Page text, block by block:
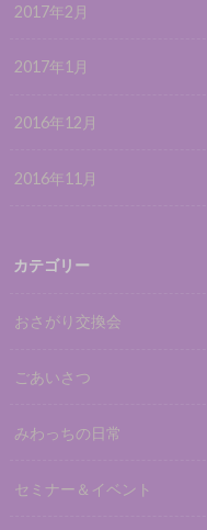
2017年2月
2017年1月
2016年12月
2016年11月
カテゴリー
おさがり交換会
ごあいさつ
みわっちの日常
セミナー＆イベント